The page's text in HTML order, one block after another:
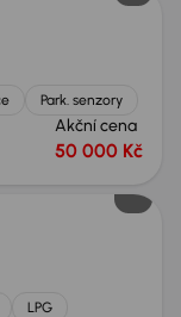
Park. senzory
Akční cena
50 000 Kč
LPG